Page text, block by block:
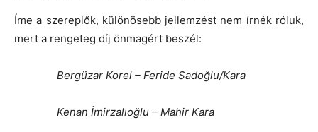
Íme a szereplők, különösebb jellemzést nem írnék róluk,
mert a rengeteg díj önmagért beszél:
Bergüzar Korel – Feride Sadoğlu/Kara
Kenan İmirzalıoğlu – Mahir Kara